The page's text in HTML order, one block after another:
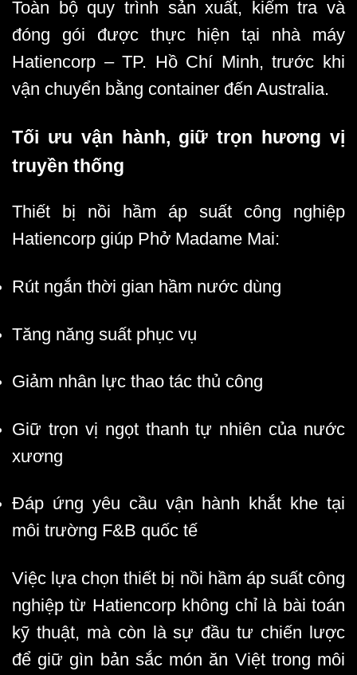
Toàn bộ quy trình sản xuất, kiểm tra và
đóng gói được thực hiện tại nhà máy
Hatiencorp – TP. Hồ Chí Minh, trước khi
vận chuyển bằng container đến Australia.
Tối ưu vận hành, giữ trọn hương vị
truyền thống
Thiết bị nồi hầm áp suất công nghiệp
Hatiencorp giúp Phở Madame Mai:
Rút ngắn thời gian hầm nước dùng
Tăng năng suất phục vụ
Giảm nhân lực thao tác thủ công
Giữ trọn vị ngọt thanh tự nhiên của nước
xương
Đáp ứng yêu cầu vận hành khắt khe tại
môi trường F&B quốc tế
Việc lựa chọn thiết bị nồi hầm áp suất công
nghiệp từ Hatiencorp không chỉ là bài toán
kỹ thuật, mà còn là sự đầu tư chiến lược
để giữ gìn bản sắc món ăn Việt trong môi